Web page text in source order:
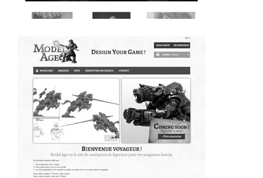
~345€/mois économisés d'annonces commerciales